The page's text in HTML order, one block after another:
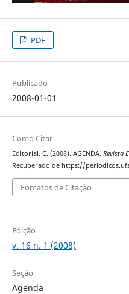
PDF
Publicado
2008-01-01
Como Citar
Editorial, C. (2008). AGENDA. Revista
Recuperado de https://
Fomatos de Citação
Edição
v. 16 n. 1 (2008)
Seção
Agenda